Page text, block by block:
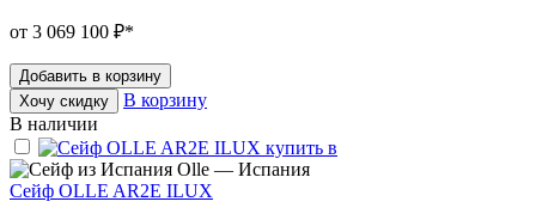
от 3 069 100 ₽*
Добавить в корзину
Хочу скидку
В корзину
В наличии
Olle — Испания
Сейф OLLE AR2E ILUX